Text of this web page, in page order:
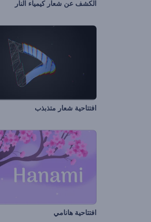
الكشف عن شعار كيمياء النار
افتتاحية شعار متذبذب
افتتاحية هانامي